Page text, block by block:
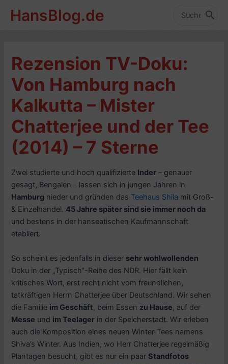
InhaltHansBlog.de
Search
Rezension TV-Doku:
Von Hamburg nach
Kalkutta – Mister
Chatterjee und der Tee
(2014) – 7 Sterne
Zwei studierte und hoch qualifizierte Inder – genauer
gesagt, Bengalen – lassen sich in jungen Jahren in
Hamburg nieder und gründen das Teehaus Shila mit Groß-
& Einzelhandel. 45 Jahre später sind sie immer noch da
und bestens in der hanseatischen Kaufmannschaft
etabliert.
So scheint es jedenfalls in dieser sehr wohlwollenden
Doku in der „Typisch“-Reihe des NDR. Hier fällt kein
kritisches Wort, erst recht nicht vom freundlichen,
tatkräftigen Herrn Chatterjee über Deutschland. Wir sehen
die Familie im Geschäft, beim Essen zu Hause, auf der
Messe und im Teelager in der Speicherstadt. Wir erleben
auch die Komposition eines neuen Winter-Tees namens
Shiva’s Winter. Aus Indien, wo Herr Chatterjee regelmäßig
Plantagen besucht, gibt es nur ein paar Standfotos